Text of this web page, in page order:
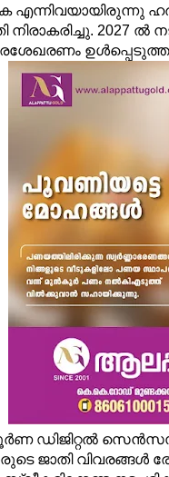
എന്നിവയായിരുന്നു
2027 ല്‍
ഡിജിറ്റല്‍ സെന്‍സസ്
ജാതി വിവരങ്ങള്‍